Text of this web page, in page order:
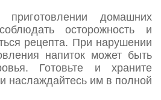
домашних
осторожность и
рецепта. При нарушении
напиток может быть
Готовьте и храните
наслаждайтесь им в полной